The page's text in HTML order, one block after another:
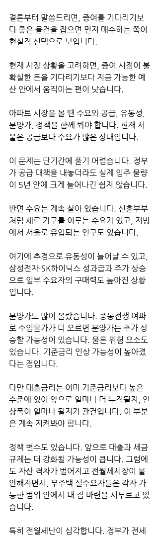
결론부터 말씀드리면, 증여를 기다리기보
다 좋은 물건을 잡으면 먼저 매수하는 쪽이
현실적 선택으로 보입니다.
현재 시장 상황을 고려하면, 증여 시점이 불
확실한 돈을 기다리기보다 지금 가능한 예
산 안에서 움직이는 편이 낫습니다.
아파트 시장을 볼 땐 수요와 공급, 유동성,
분양가, 정책을 함께 봐야 합니다. 현재 서
울은 공급보다 수요가 많은 상태입니다.
이 문제는 단기간에 풀기 어렵습니다. 정부
가 공급 대책을 내놓더라도 실제 입주 물량
이 5년 안에 크게 늘어나긴 쉽지 않습니다.
반면 수요는 계속 살아 있습니다. 신혼부부
처럼 새로 가구를 이루는 수요가 있고, 지방
에서 서울로 유입되는 인구도 있습니다.
여기에 추경으로 유동성이 늘어날 수 있고,
삼성전자·SK하이닉스 성과급과 주가 상승
으로 일부 수요자의 구매력도 높아진 상황
입니다.
분양가도 많이 올랐습니다. 중동전쟁 여파
로 수입물가가 더 오르면 분양가는 추가 상
승할 가능성이 있습니다. 물론 위험 요소도
있습니다. 기준금리 인상 가능성이 높아졌
다는 점입니다.
다만 대출금리는 이미 기준금리보다 높은
수준에 있어 앞으로 얼마나 더 누적될지, 인
상폭이 얼마나 될지가 관건입니다. 이 부분
은 계속 지켜봐야 합니다.
정책 변수도 있습니다. 앞으로 대출과 세금
규제는 더 강화될 가능성이 큽니다. 그럼에
도 자산 격차가 벌어지고 전월세시장이 불
안해지면서, 무주택 실수요자들은 각자 가
능한 범위 안에서 내 집 마련을 서두르고 있
습니다.
특히 전월세난이 심각합니다. 정부가 전세